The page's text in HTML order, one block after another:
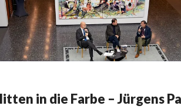
in die Farbe – Jürgens